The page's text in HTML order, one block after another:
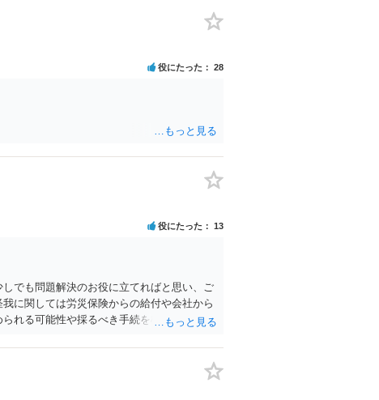
役にたった 28
役にたった 13
でも問題解決のお役に立てればと思い、ご
に関しては労災保険からの給付や会社から
れる可能性や採るべき手続を検討するに